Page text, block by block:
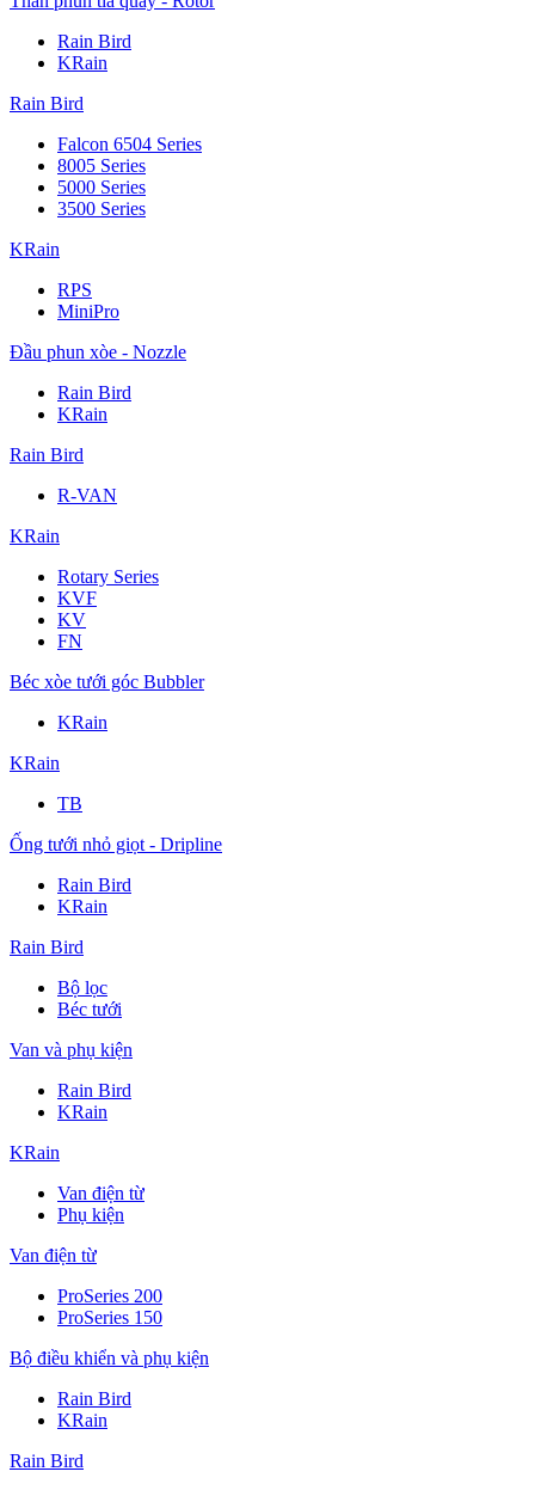
Rain Bird
KRain
Rain Bird
Falcon 6504 Series
8005 Series
5000 Series
3500 Series
KRain
RPS
MiniPro
Đầu phun xòe - Nozzle
Rain Bird
KRain
Rain Bird
R-VAN
KRain
Rotary Series
KVF
KV
FN
Béc xòe tưới góc Bubbler
KRain
KRain
TB
Ống tưới nhỏ giọt - Dripline
Rain Bird
KRain
Rain Bird
Bộ lọc
Béc tưới
Van và phụ kiện
Rain Bird
KRain
KRain
Van điện từ
Phụ kiện
Van điện từ
ProSeries 200
ProSeries 150
Bộ điều khiển và phụ kiện
Rain Bird
KRain
Rain Bird